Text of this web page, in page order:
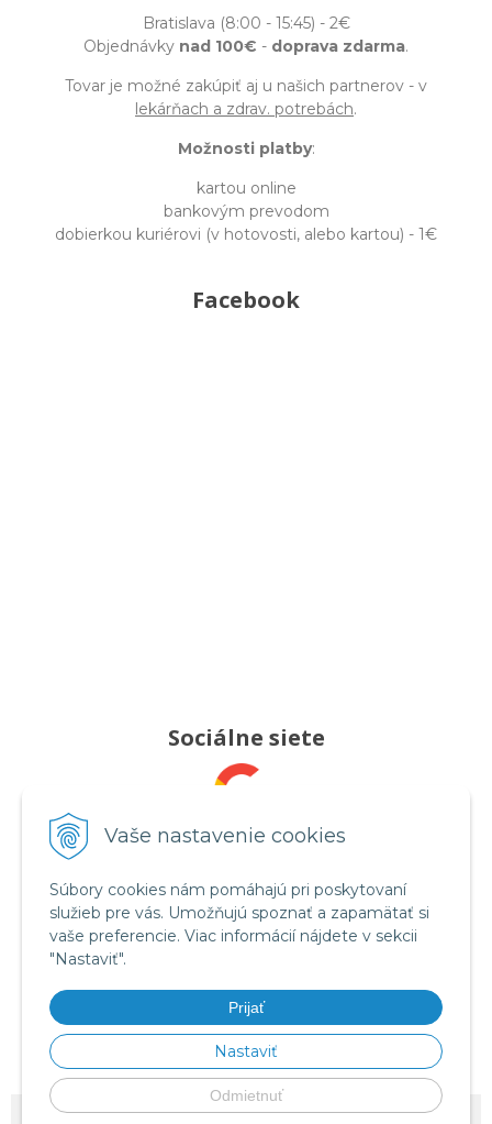
Vaše nastavenie cookies
Súbory cookies nám pomáhajú pri poskytovaní
služieb pre vás. Umožňujú spoznať a zapamätať si
vaše preferencie. Viac informácií nájdete v sekcii
"Nastaviť".
Prijať
Nastaviť
Odmietnuť
Bratislava (8:00 - 15:45) - 2€
Objednávky nad 100€ - doprava zdarma.
Tovar je možné zakúpiť aj u našich partnerov - v
lekárňach a zdrav. potrebách.
Možnosti platby:
kartou online
bankovým prevodom
dobierkou kuriérovi (v hotovosti, alebo kartou) - 1€
Facebook
Sociálne siete
Pridajte nám recenziu
Sledujte nás
Videá na YouTube
© 2026 OMRON tlakomery, inhalátory a zdravotnícka technika - Celimed s.r.o.